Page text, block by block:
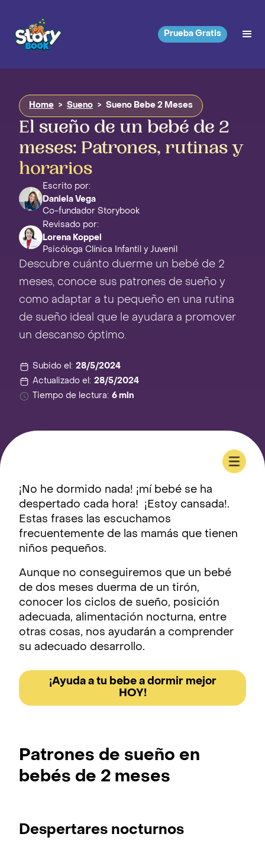
Prueba Gratis
Home > Sueno > Sueno Bebe 2 Meses
El sueño de un bebé de 2
meses: Patrones, rutinas y
horarios
Escrito por:
Daniela Vega
Co-fundador Storybook
Revisado por:
Lorena Koppel
Psicóloga Clínica Infantil y Juvenil
Descubre cuánto duerme un bebé de 2
meses, conoce sus patrones de sueño y
como adaptar a tu pequeño en una rutina
de sueño ideal que le ayudara a promover
un descanso óptimo.
Subido el: 28/5/2024
Actualizado el: 28/5/2024
Tiempo de lectura: 6 min
¡No he dormido nada! ¡mí bebé se ha
despertado cada hora! ¡Estoy cansada!.
Estas frases las escuchamos
frecuentemente de las mamás que tienen
niños pequeños.
Aunque no conseguiremos que un bebé
de dos meses duerma de un tirón,
conocer los ciclos de sueño, posición
adecuada, alimentación nocturna, entre
otras cosas, nos ayudarán a comprender
su adecuado desarrollo.
¡Ayuda a tu bebe a dormir mejor
HOY!
Patrones de sueño en
bebés de 2 meses
Despertares nocturnos